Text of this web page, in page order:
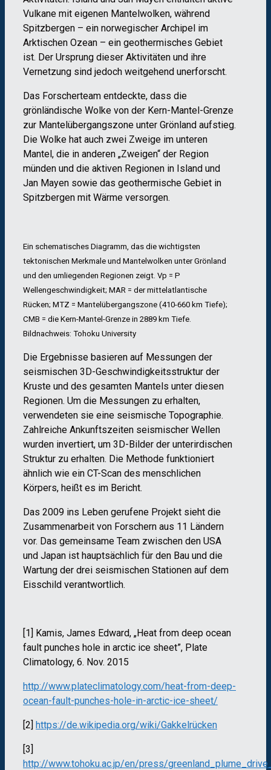
Vulkane mit eigenen Mantelwolken, während
Spitzbergen – ein norwegischer Archipel im
Arktischen Ozean – ein geothermisches Gebiet
ist. Der Ursprung dieser Aktivitäten und ihre
Vernetzung sind jedoch weitgehend unerforscht.
Das Forscherteam entdeckte, dass die
grönländische Wolke von der Kern-Mantel-Grenze
zur Mantelübergangszone unter Grönland aufstieg.
Die Wolke hat auch zwei Zweige im unteren
Mantel, die in anderen „Zweigen“ der Region
münden und die aktiven Regionen in Island und
Jan Mayen sowie das geothermische Gebiet in
Spitzbergen mit Wärme versorgen.
Ein schematisches Diagramm, das die wichtigsten
tektonischen Merkmale und Mantelwolken unter Grönland
und den umliegenden Regionen zeigt. Vp = P
Wellengeschwindigkeit; MAR = der mittelatlantische
Rücken; MTZ = Mantelübergangszone (410-660 km Tiefe);
CMB = die Kern-Mantel-Grenze in 2889 km Tiefe.
Bildnachweis: Tohoku University
Die Ergebnisse basieren auf Messungen der
seismischen 3D-Geschwindigkeitsstruktur der
Kruste und des gesamten Mantels unter diesen
Regionen. Um die Messungen zu erhalten,
verwendeten sie eine seismische Topographie.
Zahlreiche Ankunftszeiten seismischer Wellen
wurden invertiert, um 3D-Bilder der unterirdischen
Struktur zu erhalten. Die Methode funktioniert
ähnlich wie ein CT-Scan des menschlichen
Körpers, heißt es im Bericht.
Das 2009 ins Leben gerufene Projekt sieht die
Zusammenarbeit von Forschern aus 11 Ländern
vor. Das gemeinsame Team zwischen den USA
und Japan ist hauptsächlich für den Bau und die
Wartung der drei seismischen Stationen auf dem
Eisschild verantwortlich.
[1] Kamis, James Edward, „Heat from deep ocean
fault punches hole in arctic ice sheet”, Plate
Climatology, 6. Nov. 2015
http://www.plateclimatology.com/heat-from-deep-
ocean-fault-punches-hole-in-arctic-ice-sheet/
[2] https://de.wikipedia.org/wiki/Gakkelrücken
[3]
http://www.tohoku.ac.jp/en/press/